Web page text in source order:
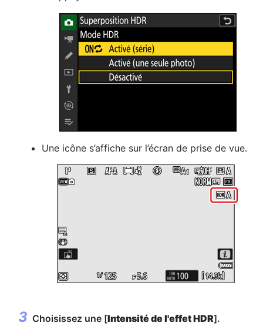
Une icône s’affiche sur l’écran de prise de vue.
Choisissez une [Intensité de l'effet HDR].